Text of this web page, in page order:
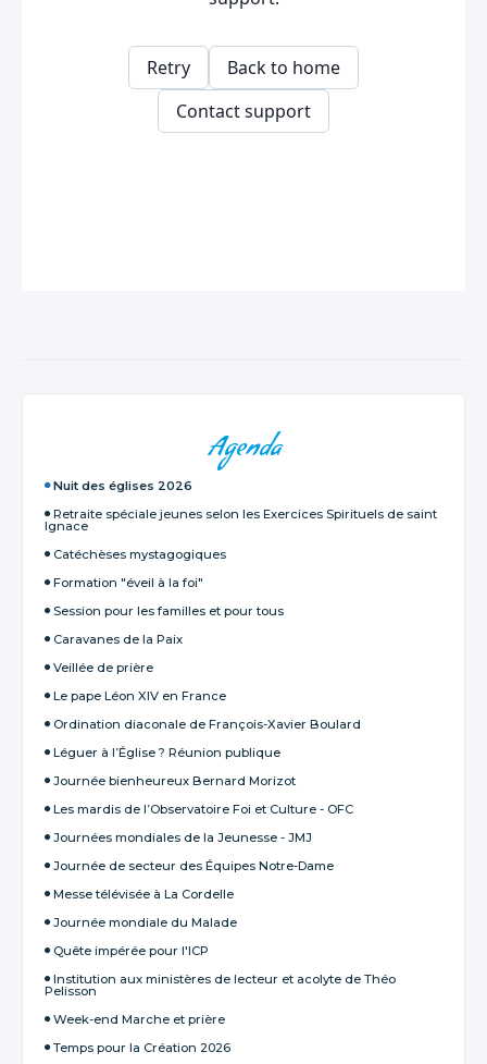
Agenda
Retraite spéciale jeunes selon les Exercices Spirituels de saint
Ignace
Catéchèses mystagogiques
Formation "éveil à la foi"
Session pour les familles et pour tous
Caravanes de la Paix
Veillée de prière
Le pape Léon XIV en France
Ordination diaconale de François-Xavier Boulard
Léguer à l’Église ? Réunion publique
Journée bienheureux Bernard Morizot
Les mardis de l’Observatoire Foi et Culture - OFC
Journées mondiales de la Jeunesse - JMJ
Journée de secteur des Équipes Notre-Dame
Messe télévisée à La Cordelle
Journée mondiale du Malade
Quête impérée pour l'ICP
Institution aux ministères de lecteur et acolyte de Théo
Pelisson
Week-end Marche et prière
Temps pour la Création 2026
Nuit des églises 2026